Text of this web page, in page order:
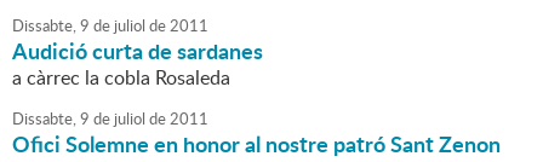
Dissabte,9 de juliol de2011
Audició curta de sardanes
a càrrec la cobla Rosaleda
Dissabte,9 de juliol de2011
Ofici Solemne en honor al nostre patró Sant Zenon